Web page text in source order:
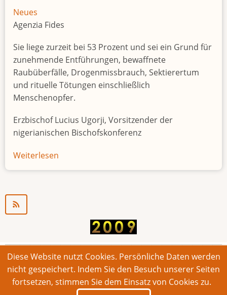
Neues
Agenzia Fides
Sie liege zurzeit bei 53 Prozent und sei ein Grund für
zunehmende Entführungen, bewaffnete
Raubüberfälle, Drogenmissbrauch, Sektierertum
und rituelle Tötungen einschließlich
Menschenopfer.
Erzbischof Lucius Ugorji, Vorsitzender der
nigerianischen Bischofskonferenz
Weiterlesen
Jugendarbeitslosigkeit
© 2026 Bonner Aufruf. Alle Rechte vorbehalten.
Footer
Impressum Kontakt Intern
Diese Website nutzt Cookies. Persönliche Daten werden
nicht gespeichert. Indem Sie den Besuch unserer Seiten
fortsetzen, stimmen Sie dem Einsatz von Cookies zu.